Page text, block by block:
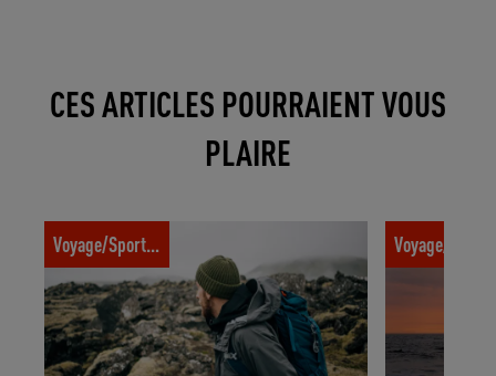
CES ARTICLES POURRAIENT VOUS
PLAIRE
Comment préparer son sac pour une
randonnée en Islande ?
Voyage/Sport trotter Où partir